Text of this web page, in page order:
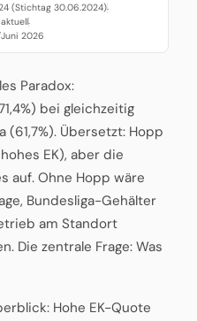
(Stichtag 30.06.2024)·
·
2026
Paradox:
bei gleichzeitig
Übersetzt: Hopp
EK), aber die
auf. Ohne Hopp wäre
Bundesliga-Gehälter
am Standort
Die zentrale Frage: Was
Hohe EK-Quote